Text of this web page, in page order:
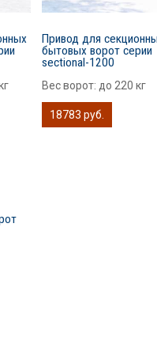
Привод для
бытовых ворот серии
sectional-1200
Вес ворот: до 220 кг
18783 руб.